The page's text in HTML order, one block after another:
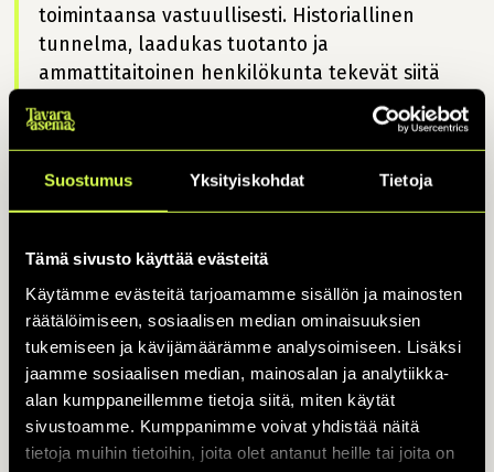
Suostumus Yksityiskohdat Tietoja
Tämä sivusto käyttää evästeitä
Käytämme evästeitä tarjoamamme sisällön ja mainosten
räätälöimiseen, sosiaalisen median ominaisuuksien
tukemiseen ja kävijämäärämme analysoimiseen. Lisäksi
jaamme sosiaalisen median, mainosalan ja analytiikka-
alan kumppaneillemme tietoja siitä, miten käytät
sivustoamme. Kumppanimme voivat yhdistää näitä
tietoja muihin tietoihin, joita olet antanut heille tai joita on
toimintaansa vastuullisesti. Historiallinen
tunnelma, laadukas tuotanto ja
ammattitaitoinen henkilökunta tekevät siitä
nopeasti nousevan esimerkin live-areenasta.
Kiitos äänestäjille ja raadille sekä tietysti upeille
kulttuurin ystäville, jotka käyvät
tapahtumissamme. Tästä on hyvä jatkaa kohti
syksyn tapahtumia!
Industry Awardson palkintogaala, jossa palkitaan